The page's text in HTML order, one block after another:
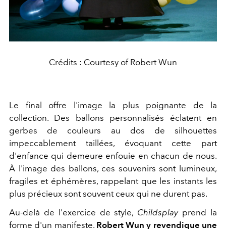
Crédits : Courtesy of Robert Wun
Le final offre l'image la plus poignante de la
collection. Des ballons personnalisés éclatent en
gerbes de couleurs au dos de silhouettes
impeccablement taillées, évoquant cette part
d'enfance qui demeure enfouie en chacun de nous.
À l'image des ballons, ces souvenirs sont lumineux,
fragiles et éphémères, rappelant que les instants les
plus précieux sont souvent ceux qui ne durent pas.
Au-delà de l'exercice de style, Childsplayprend la
forme d'un manifeste. Robert Wun y revendique une